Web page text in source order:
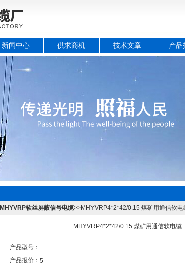
新闻中心 供求商机 技术文章 产品
MHYVRP软丝屏蔽信号电缆>>MHYVRP4*2*42/0.15 煤矿用通信软电
MHYVRP4*2*42/0.15 煤矿用通信软电缆
产品型号：
产品报价： 5